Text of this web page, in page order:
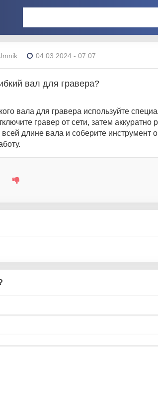
04.03.2024 - 07:07
вал для гравера?
вала для гравера используйте
гравер от сети, затем аккуратно
длине вала и соберите инструмент